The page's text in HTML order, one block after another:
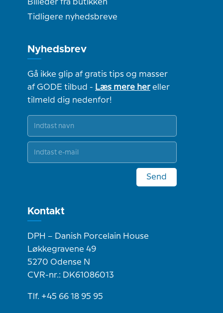
Billeder fra butikken
Tidligere nyhedsbreve
Nyhedsbrev
Gå ikke glip af gratis tips og masser
af GODE tilbud - Læs mere hereller
tilmeld dig nedenfor!
Send
Kontakt
DPH – Danish Porcelain House
Løkkegravene 49
5270 Odense N
CVR-nr.: DK61086013
Tlf. +45 66 18 95 95